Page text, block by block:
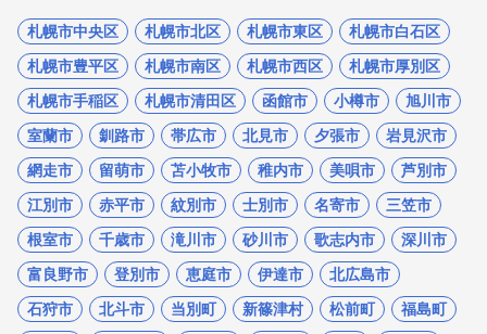
札幌市中央区 札幌市北区 札幌市東区
札幌市白石区
札幌市豊平区
札幌市南区 札幌市西区
札幌市厚別区
札幌市手稲区
札幌市清田区 函館市 小樽市
旭川市
室蘭市
釧路市 帯広市 北見市 夕張市
岩見沢市
網走市
留萌市 苫小牧市 稚内市 美唄市
芦別市
江別市
赤平市 紋別市 士別市 名寄市
三笠市
根室市
千歳市 滝川市 砂川市 歌志内市
深川市
富良野市
登別市 恵庭市 伊達市
北広島市
石狩市
北斗市 当別町 新篠津村 松前町
福島町